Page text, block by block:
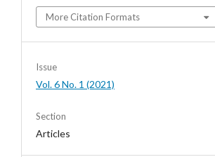
More Citation Formats
Issue
Vol. 6 No. 1 (2021)
Section
Articles